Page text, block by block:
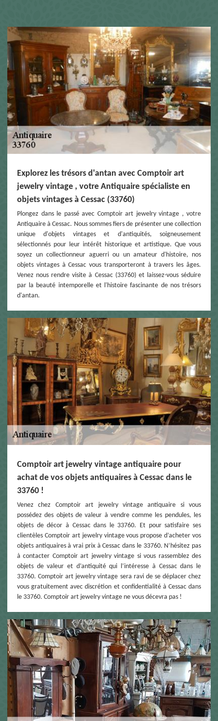
Explorez les trésors d'antan avec Comptoir art
jewelry vintage , votre Antiquaire spécialiste en
objets vintages à Cessac (33760)
Plongez dans le passé avec Comptoir art jewelry vintage , votre
Antiquaire à Cessac. Nous sommes fiers de présenter une collection
unique d'objets vintages et d'antiquités, soigneusement
sélectionnés pour leur intérêt historique et artistique. Que vous
soyez un collectionneur aguerri ou un amateur d'histoire, nos
objets vintages à Cessac vous transporteront à travers les âges.
Venez nous rendre visite à Cessac (33760) et laissez-vous séduire
par la beauté intemporelle et l'histoire fascinante de nos trésors
d'antan.
Comptoir art jewelry vintage antiquaire pour
achat de vos objets antiquaires à Cessac dans le
33760 !
Venez chez Comptoir art jewelry vintage antiquaire si vous
possédez des objets de valeur à vendre comme les pendules, les
objets de décor à Cessac dans le 33760. Et pour satisfaire ses
clientèles Comptoir art jewelry vintage vous propose d’acheter vos
objets antiquaires à vrai prix à Cessac dans le 33760. N’hésitez pas
à contacter Comptoir art jewelry vintage si vous rassemblez des
objets de valeur et d’antiquité qui l’intéresse à Cessac dans le
33760. Comptoir art jewelry vintage sera ravi de se déplacer chez
vous gratuitement avec discrétion et confidentialité à Cessac dans
le 33760. Comptoir art jewelry vintage ne vous décevra pas !